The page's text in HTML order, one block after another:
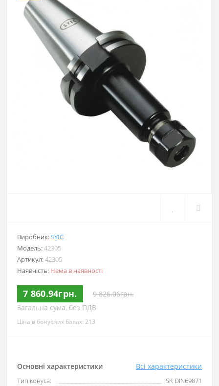
Виробник:SYIC
Модель:42305
Артикул:42305
Наявність: Нема в наявності
7 860.94грн.
9 826.06грн.
Загальна сума, без ПДВ
Ціна в бонусних балах: 213
Основні характеристики Всі характеристики
Тип конуса:
SK DIN69871